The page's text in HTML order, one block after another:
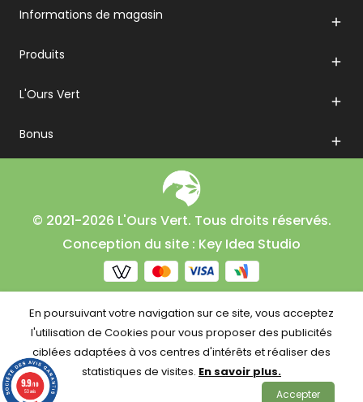
Informations de magasin 
Produits 
L'Ours Vert 
Bonus 
© 2021-2026 L'Ours Vert. Tous droits réservés.
Conception du site : Key Idea Studio
En poursuivant votre navigation sur ce site, vous acceptez
l'utilisation de Cookies pour vous proposer des publicités
ciblées adaptées à vos centres d'intérêts et réaliser des
statistiques de visites. En savoir plus.
Accepter
9.9/10
53 avis